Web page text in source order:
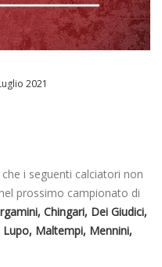
2021
i seguenti calciatori non
prossimo campionato di
Chingari, Dei Giudici,
Maltempi, Mennini,